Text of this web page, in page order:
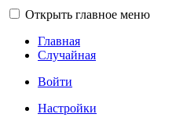
Открыть главное меню
Главная
Случайная
Войти
Настройки